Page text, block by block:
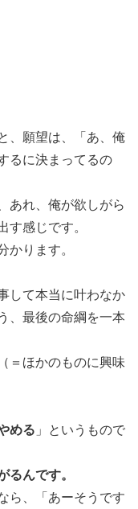
、願望は、「あ、俺
るに決まってるの
あれ、俺が欲しがら
感じです。
ります。
して本当に叶わなか
、最後の命綱を一本
＝ほかのものに興味
める 」というもので
んです。
ら、「あーそうです